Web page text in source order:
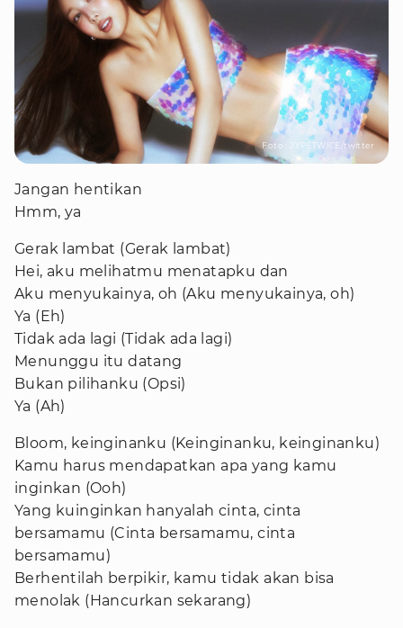
Foto : JYPETWICE/twitter
Jangan hentikan
Hmm, ya
Gerak lambat (Gerak lambat)
Hei, aku melihatmu menatapku dan
Aku menyukainya, oh (Aku menyukainya, oh)
Ya (Eh)
Tidak ada lagi (Tidak ada lagi)
Menunggu itu datang
Bukan pilihanku (Opsi)
Ya (Ah)
Bloom, keinginanku (Keinginanku, keinginanku)
Kamu harus mendapatkan apa yang kamu
inginkan (Ooh)
Yang kuinginkan hanyalah cinta, cinta
bersamamu (Cinta bersamamu, cinta
bersamamu)
Berhentilah berpikir, kamu tidak akan bisa
menolak (Hancurkan sekarang)